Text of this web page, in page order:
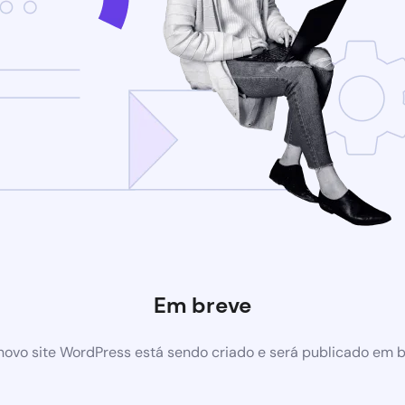
Em breve
site WordPress está sendo criado e será publicado em